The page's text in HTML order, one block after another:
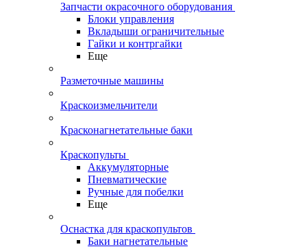
Запчасти окрасочного оборудования
Блоки управления
Вкладыши ограничительные
Гайки и контргайки
Еще
Разметочные машины
Краскоизмельчители
Красконагнетательные баки
Краскопульты
Аккумуляторные
Пневматические
Ручные для побелки
Еще
Оснастка для краскопультов
Баки нагнетательные